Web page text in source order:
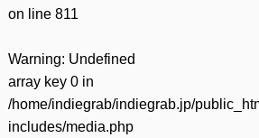
on line 811
Warning: Undefined
array key 0 in
/home/indiegrab/indiegrab.jp/
includes/media.php